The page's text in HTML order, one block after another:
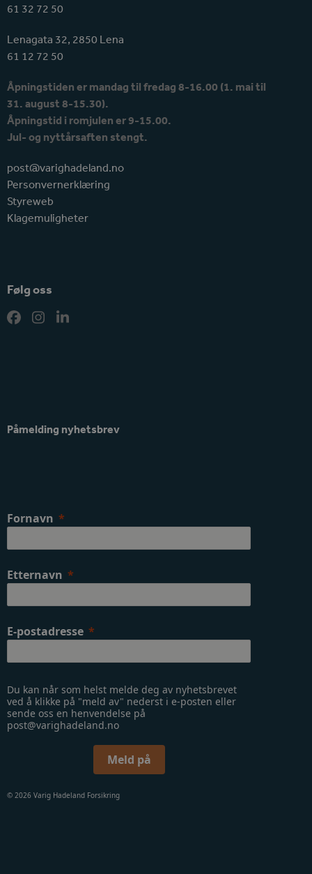
61 32 72 50
Lenagata 32, 2850 Lena
61 12 72 50
Åpningstiden er mandag til fredag 8-16.00 (1. mai til
31. august 8-15.30).
Åpningstid i romjulen er 9-15.00.
Jul- og nyttårsaften stengt.
post@varighadeland.no
Personvernerklæring
Styreweb
Klagemuligheter
Følg oss
Facebook
Instagram
LinkedIn
Påmelding nyhetsbrev
Fornavn
Etternavn
E-postadresse
Du kan når som helst melde deg av nyhetsbrevet
ved å klikke på "meld av" nederst i e-posten eller
sende oss en henvendelse på
post@varighadeland.no
Meld på
© 2026 Varig Hadeland Forsikring